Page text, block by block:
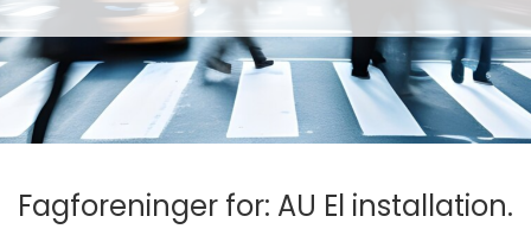
Fagforeninger for: AU El installation.